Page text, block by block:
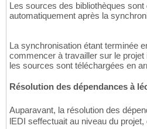
Les sources des bibliothèques
automatiquement après la
La synchronisation étant terminée
commencer à travailler sur le
les sources sont téléchargées en
Résolution des dépendances à
Auparavant, la résolution des
lEDI seffectuait au niveau du